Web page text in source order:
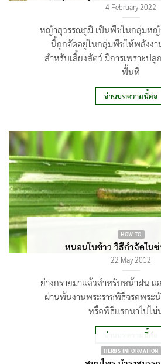
4 February 2022
หญ้าสุวรรณภูมิ เป็นพืชในกลุ่มหญ้
นี้ถูกจัดอยู่ในกลุ่มพืชให้พลังงา
สำหรับเลี้ยงสัตว์ มีการเพราะป
พื้นที่
อ่านบทความนี้ต่อ
HOW TO
หนอนใบข้าว วิธีกำจัดใน
22 May 2012
ย่างกรายมาแล้วสำหรับหน้าฝน แ
ผ่านพ้นงานพระราชพิธีจรดพระ
หรือพิธีแรกนาไปไม่
อ่านบทความนี้ต่อ
HERBS INFORMATION